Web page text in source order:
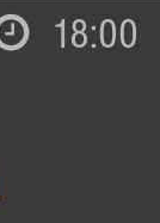
18:00